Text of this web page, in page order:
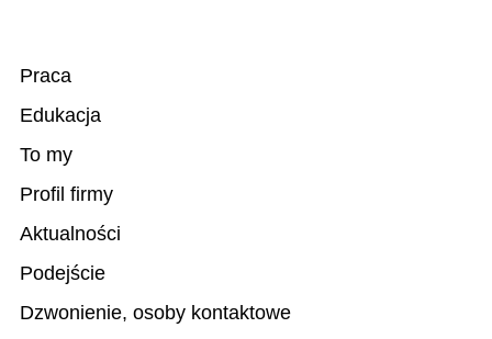
Praca
Edukacja
To my
Profil firmy
Aktualności
Podejście
Dzwonienie, osoby kontaktowe